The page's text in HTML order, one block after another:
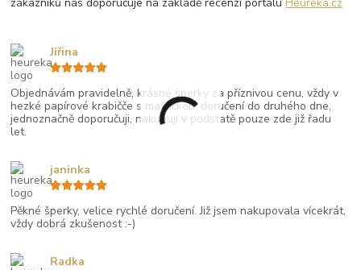
Objednávám pravidelně, krásné šperky za příznivou cenu, vždy v
hezké papírové krabičče s mašličkou, doručení do druhého dne,
jednoznačně doporučuji, nakupuji v podstatě pouze zde již řadu
let.
Jiřina
Pěkné šperky, velice rychlé doručení. Již jsem nakupovala vícekrát,
vždy dobrá zkušenost :-)
janinka
Radka